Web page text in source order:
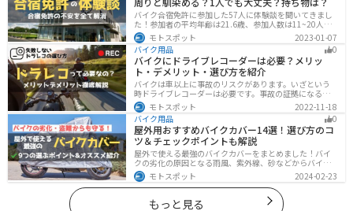
バイク合宿免許に参加した57人に体験談を聞いてきまし
た！参加者の平均年齢は21.6歳、参加人数は11~20人な
ど統計情報や人間関係はどうだったのか、持っていくべ
きものなど参加する前に知っておきたい情報をまとめま
した。
モトスポット
2023-01-07
バイク用品
0
バイクにドライブレコーダーは必要？メリッ
ト・デメリット・選び方を紹介
バイクは車以上に事故のリスクがあります。いざという
時ドライブレコーダーは必要です。事故の証拠になるの
はもちろん、ツーリングの記録など多数のメリットがあ
ります。ドライブレコーダーのメリットデメリット、選
び方についてまとめました。付けようか悩んでいる人は
参考にしてください。
モトスポット
2022-11-18
バイク用品
0
屋外用おすすめバイクカバー14選！選び方のコ
ツ＆チェックポイントも解説
屋外で使える最強のバイクカバーをまとめました！バイ
クの劣化の原因となる雨風、紫外線、砂などからバイク
を守ることはもちろん、盗難やいたずら対策にもなりま
す。バイクカバーの選び方からオススメまでまとめまし
たので、カバーを探している人はぜひ参考にしてくださ
モトスポット 2024-02-23
もっと見る